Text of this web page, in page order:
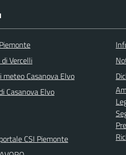
Vercelli
meteo Casanova Elvo
Casanova Elvo
CSI Piemonte